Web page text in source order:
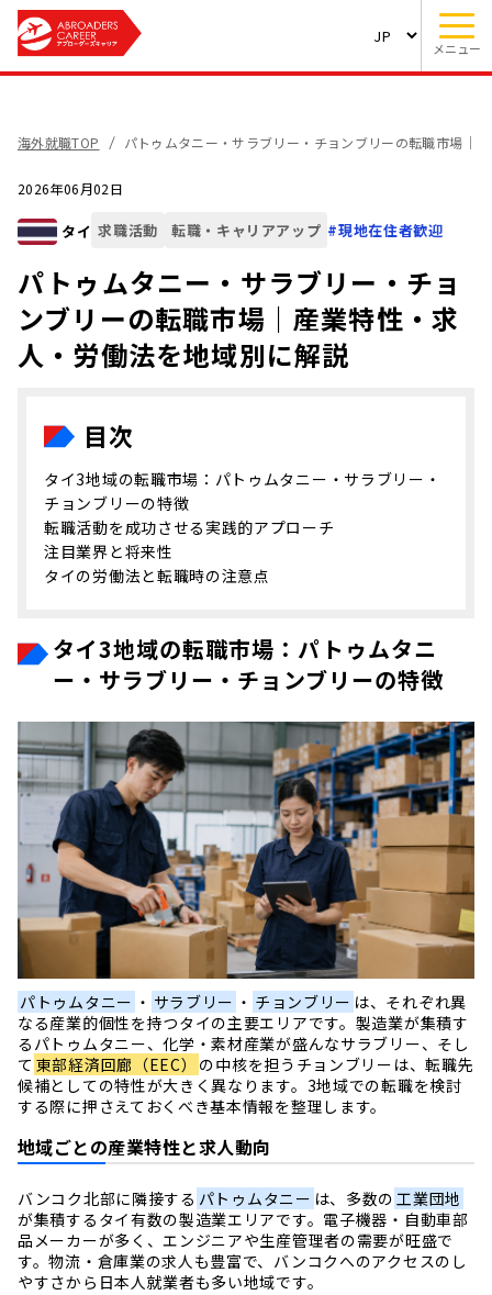
メニュー
海外就職TOP パトゥムタニー・サラブリー・チョンブリーの転職市場｜
2026年06月02日
タイ 求職活動 転職・キャリアアップ #現地在住者歓迎
パトゥムタニー・サラブリー・チョ
ンブリーの転職市場｜産業特性・求
人・労働法を地域別に解説
目次
タイ3地域の転職市場：パトゥムタニー・サラブリー・
チョンブリーの特徴
転職活動を成功させる実践的アプローチ
注目業界と将来性
タイの労働法と転職時の注意点
タイ3地域の転職市場：パトゥムタニ
ー・サラブリー・チョンブリーの特徴
パトゥムタニー ・ サラブリー ・ チョンブリー は、それぞれ異
なる産業的個性を持つタイの主要エリアです。製造業が集積す
るパトゥムタニー、化学・素材産業が盛んなサラブリー、そし
て 東部経済回廊（EEC）
の中核を担うチョンブリーは、転職先
候補としての特性が大きく異なります。3地域での転職を検討
する際に押さえておくべき基本情報を整理します。
地域ごとの産業特性と求人動向
バンコク北部に隣接する パトゥムタニー は、多数の 工業団地
が集積するタイ有数の製造業エリアです。電子機器・自動車部
品メーカーが多く、エンジニアや生産管理者の需要が旺盛で
す。物流・倉庫業の求人も豊富で、バンコクへのアクセスのし
やすさから日本人就業者も多い地域です。